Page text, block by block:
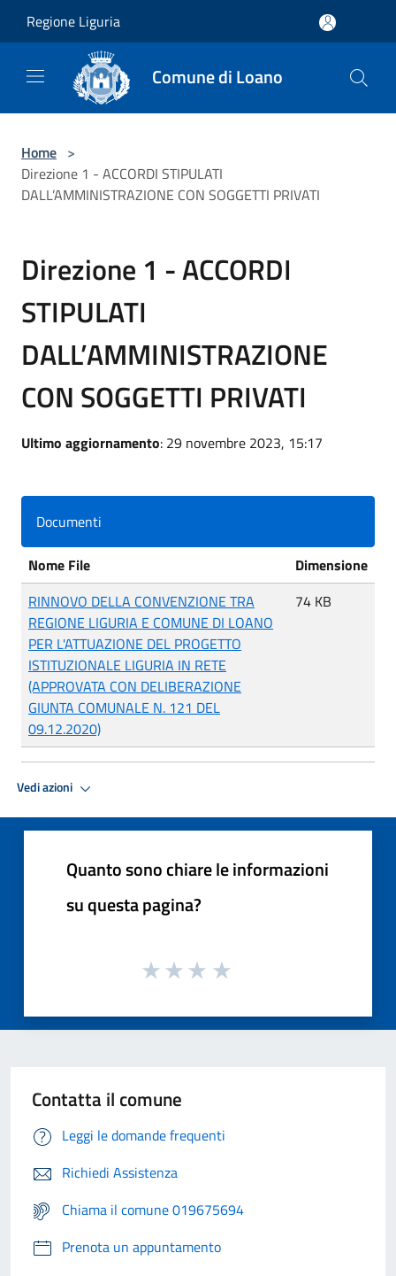
Regione Liguria
Comune di Loano
Home >
Direzione 1 - ACCORDI STIPULATI
DALL’AMMINISTRAZIONE CON SOGGETTI PRIVATI
Direzione 1 - ACCORDI
STIPULATI
DALL’AMMINISTRAZIONE
CON SOGGETTI PRIVATI
Ultimo aggiornamento: 29 novembre 2023, 15:17
Documenti
Nome File
Dimensione
RINNOVO DELLA CONVENZIONE TRA
REGIONE LIGURIA E COMUNE DI LOANO
PER L'ATTUAZIONE DEL PROGETTO
ISTITUZIONALE LIGURIA IN RETE
(APPROVATA CON DELIBERAZIONE
GIUNTA COMUNALE N. 121 DEL
09.12.2020)
74 KB
Vedi azioni
Quanto sono chiare le informazioni
su questa pagina?
Contatta il comune
Leggi le domande frequenti
Richiedi Assistenza
Chiama il comune 019675694
Prenota un appuntamento